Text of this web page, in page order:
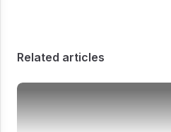
Related articles